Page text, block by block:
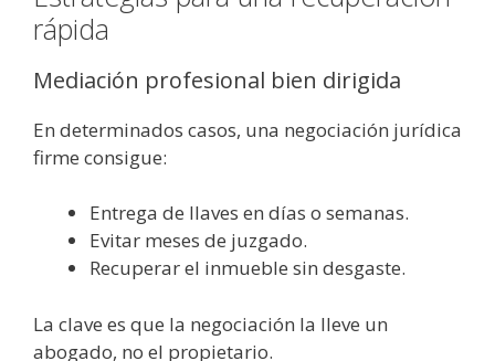
rápida
Mediación profesional bien dirigida
En determinados casos, una negociación jurídica
firme consigue:
Entrega de llaves en días o semanas.
Evitar meses de juzgado.
Recuperar el inmueble sin desgaste.
La clave es que la negociación la lleve un
abogado, no el propietario.